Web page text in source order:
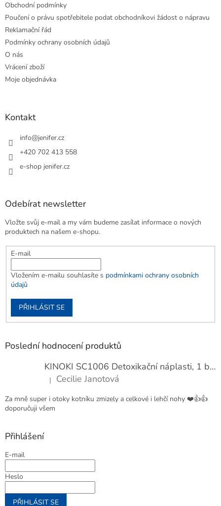
Obchodní podmínky
Poučení o právu spotřebitele podat obchodníkovi žádost o nápravu
Reklamační řád
Podmínky ochrany osobních údajů
O nás
Vrácení zboží
Moje objednávka
Kontakt
info@jenifer.cz
+420 702 413 558
e-shop jenifer.cz
Odebírat newsletter
Vložte svůj e-mail a my vám budeme zasílat informace o nových
produktech na našem e-shopu.
E-mail
Vložením e-mailu souhlasíte s podmínkami ochrany osobních
údajů
PŘIHLÁSIT SE
Poslední hodnocení produktů
KINOKI SC1006 Detoxikační náplasti, 1 balení - 10 ks
Hodnocení produktu je 4 z 5 hvězdiček.
| Cecilie Janotová
Za mně super i otoky kotníku zmizely a celkové i lehčí nohy ❤️👍👍
doporučuji všem
Přihlášení
E-mail
Heslo
PŘIHLÁSIT SE